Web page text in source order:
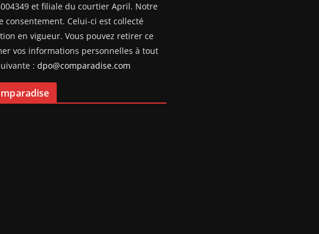
et filiale du courtier April. Notre
consentement. Celui-ci est collecté
en vigueur. Vous pouvez retirer ce
vos informations personnelles à tout
: dpo@comparadise.com